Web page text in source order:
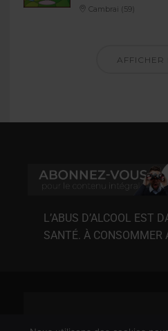
Cambrai (59)
AFFICHER
L’ABUS D’ALCOOL EST
SANTÉ. À CONSOMMER